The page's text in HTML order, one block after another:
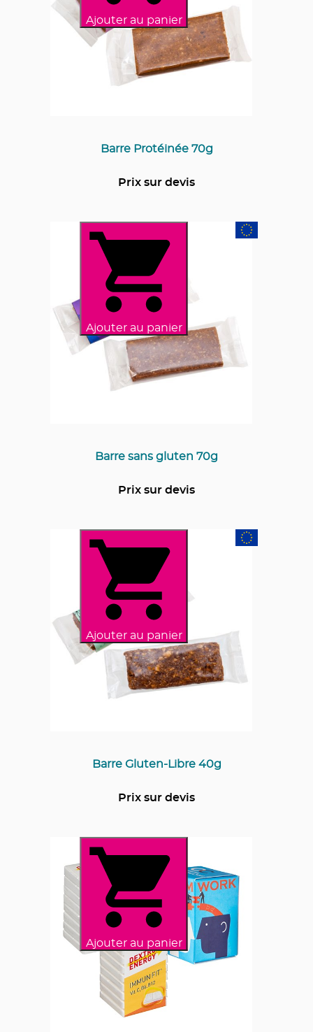
Ajouter au panier
Barre Protéinée 70g
Prix sur devis
Ajouter au panier
Barre sans gluten 70g
Prix sur devis
Ajouter au panier
Barre Gluten-Libre 40g
Prix sur devis
Ajouter au panier